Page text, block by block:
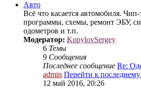
Авто
Всё что касается автомобиля.
программы, схемы, ремонт ЭБУ,
одометров и т.п.
Модератор: KopylovSergey
6 Темы
9 Сообщения
Последнее сообщение Re:
admin Перейти к
12 май 2016, 20:26